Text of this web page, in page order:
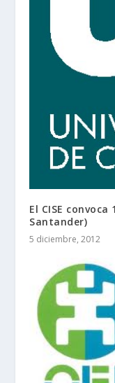
El CISE
Santander)
5 diciembre, 2012